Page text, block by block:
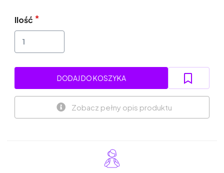
Ilość
DODAJ DO KOSZYKA
Zobacz pełny opis produktu